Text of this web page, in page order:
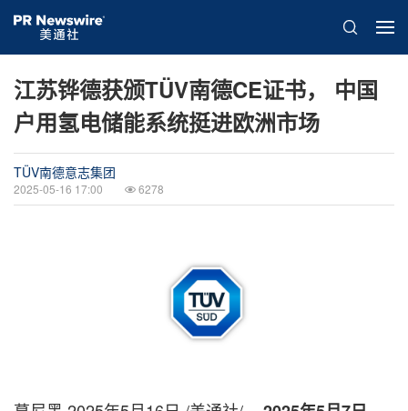
江苏铧德获颁TÜV南德CE证书， 中国
户用氢电储能系统挺进欧洲市场
TÜV南德意志集团
2025-05-16 17:00 6278